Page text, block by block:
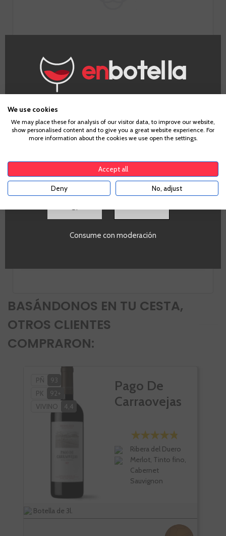
Información Técnica
No
Volumen
BASÁNDONOS EN TU CESTA,
OTROS CLIENTES
COMPRARON:
PÑ
93
PK
92+
VIVINO
4,4
Pago De
Carraovejas
Ribera del Duero
Merlot, Tinto fino,
Cabernet
Sauvignon
Botella de 3l.
¿Eres mayor de edad?
Para acceder a enbotella, debes tener la edad legal de
tu país de residencia, lo cual es suficiente para
aplicable. Confirma si tienes más de18años
Consume con moderación
We use cookies
We may place these for analysis of our visitor data, to improve our website,
show personalised content and to give you a great website experience. For
more information about the cookies we use open the settings.
Accept all
Deny No, adjust